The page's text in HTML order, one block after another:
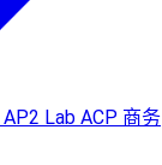
AP2 Lab ACP 商务